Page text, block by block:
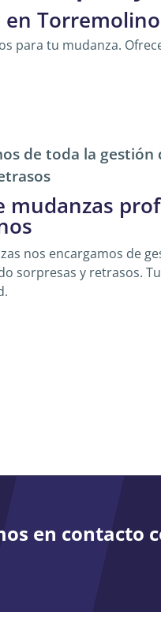
en
para tu mudanza.
de toda la gestión
mudanzas
nos encargamos de
sorpresas y retrasos.
en contacto